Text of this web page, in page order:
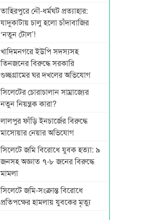
তাহিরপুরে নৌ-ধর্মঘট প্রত্যাহার:
যাদুকাটায় চালু হলো চাঁদাবাজির
‘নতুন টোল’!
খাদিমনগরে ইউপি সদস্যসহ
তিনজনের বিরুদ্ধে সরকারি
গুচ্ছগ্রামের ঘর দখলের অভিযোগ
সিলেটের চোরাচালান সাম্রাজ্যের
নতুন নিয়ন্ত্রক কারা?
লালপুর ফাঁড়ি ইনচার্জের বিরুদ্ধে
মাসোয়ার নেয়ার অভিযোগ
সিলেটে জমি বিরোধে যুবক হত্যা: ৯
জনসহ অজ্ঞাত ৭-৮ জনের বিরুদ্ধে
মামলা
সিলেটে জমি-সংক্রান্ত বিরোধে
প্রতিপক্ষের হামলায় যুবকের মৃত্যু